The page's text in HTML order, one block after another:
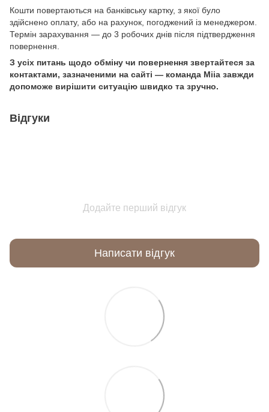
Кошти повертаються на банківську картку, з якої було
здійснено оплату, або на рахунок, погоджений із менеджером.
Термін зарахування — до 3 робочих днів після підтвердження
повернення.
З усіх питань щодо обміну чи повернення звертайтеся за
контактами, зазначеними на сайті — команда Miia завжди
допоможе вирішити ситуацію швидко та зручно.
Відгуки
Додайте перший відгук
Написати відгук